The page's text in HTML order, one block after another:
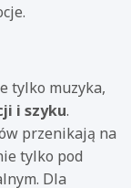
tylko muzyka,
i szyku.
przenikają na
tylko pod
Dla